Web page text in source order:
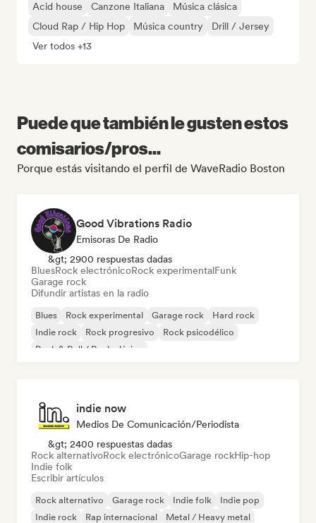
Acid house Canzone Italiana
Música clásica
Cloud Rap / Hip Hop
Música country
Drill / Jersey
Ver todos +13
Puede que también le gusten estos
comisarios/pros...
Porque estás visitando el perfil de WaveRadio Boston
Good Vibrations Radio
Emisoras De Radio
&gt; 2900 respuestas dadas
BluesRock electrónicoRock experimentalFunk
Garage rock
Difundir artistas en la radio
Blues Rock experimental Garage rock
Hard rock
Indie rock
Rock progresivo
Rock psicodélico
Rock & Roll / Rock clásico
indie now
Medios De Comunicación/Periodista
&gt; 2400 respuestas dadas
Rock alternativoRock electrónicoGarage rockHip-hop
Indie folk
Escribir artículos
Rock alternativo Garage rock Indie folk
Indie pop
Indie rock
Rap internacional
Metal / Heavy metal